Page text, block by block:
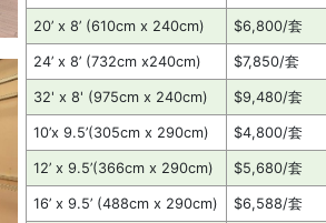
20’ x 8’ (610cm x 240cm) $6,800/套
24’ x 8’ (732cm x240cm) $7,850/套
32' x 8' (975cm x 240cm) $9,480/套
10’x 9.5’(305cm x 290cm) $4,800/套
12’ x 9.5’(366cm x 290cm) $5,680/套
16’ x 9.5’ (488cm x 290cm) $6,588/套